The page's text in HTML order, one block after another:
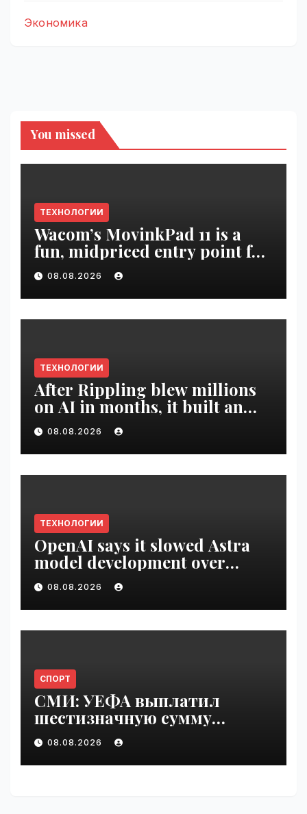
Экономика
You missed
ТЕХНОЛОГИИ
Wacom’s MovinkPad 11 is a
fun, midpriced entry point for
digital artists | VseTime.ru
08.08.2026
ТЕХНОЛОГИИ
After Rippling blew millions
on AI in months, it built an
employee ROI tool |
VseTime.ru
08.08.2026
ТЕХНОЛОГИИ
OpenAI says it slowed Astra
model development over
security concerns | VseTime.ru
08.08.2026
СПОРТ
СМИ: УЕФА выплатил
шестизначную сумму
любовнице Инфантино |
VseTime.ru
08.08.2026